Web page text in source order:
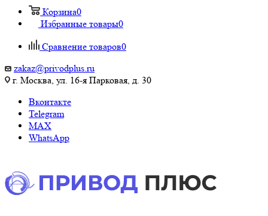
Корзина0
Избранные товары0
Сравнение товаров0
zakaz@privodplus.ru
г. Москва, ул. 16-я Парковая, д. 30
Вконтакте
Telegram
MAX
WhatsApp